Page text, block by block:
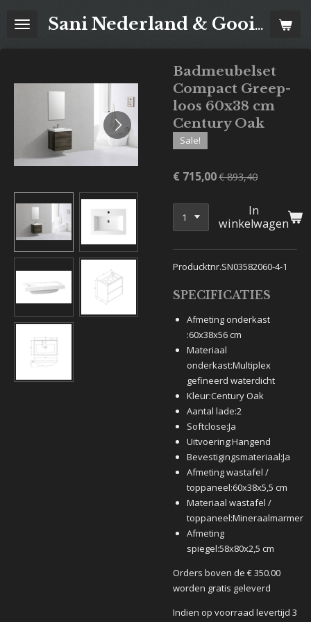
direct
Sani Nederland & Goois Tegelhuis
Badmeubelset
Compact Greep-
loos 60x38 cm
Century Oak
Sale!
€ 715,00€ 893,40
In
winkelwagen
Producktnr.SN03582060-4-1
SPECIFICATIES
Afmeting onderkast
:60x38x56 cm
Materiaal
onderkast:Multiplex
gefineerd waterdicht
Kleur:Century Oak
Aantal lade:2
Softclose:Ja
Uitvoering:Hangend
Bevestigingsmateriaal:Ja
Afmeting wastafel /
toppaneel:60x38x5,5 cm
Materiaal wastafel /
toppaneel:Mineraalmarmer
Afmeting
spiegel:58x80x2,5 cm
Orders boven de € 350.00
worden gratis geleverd
Indien op voorraad levertijd 3